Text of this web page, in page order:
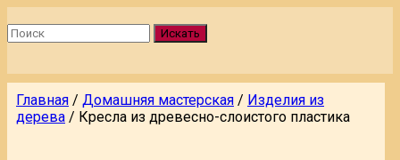
Искать
Главная / Домашняя мастерская / Изделия из
дерева / Кресла из древесно-слоистого пластика